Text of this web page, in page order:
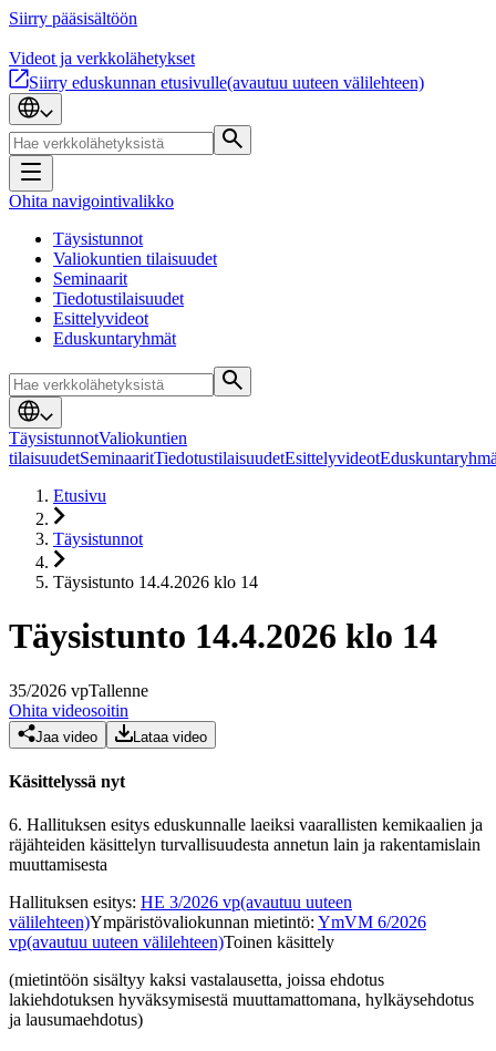
Siirry pääsisältöön
Videot ja verkkolähetykset
Siirry eduskunnan etusivulle(avautuu uuteen välilehteen)
Ohita navigointivalikko
Täysistunnot
Valiokuntien tilaisuudet
Seminaarit
Tiedotustilaisuudet
Esittelyvideot
Eduskuntaryhmät
TäysistunnotValiokuntien
tilaisuudetSeminaaritTiedotustilaisuudetEsittelyvideot
Etusivu
Täysistunnot
Täysistunto 14.4.2026 klo 14
Täysistunto 14.4.2026 klo 14
35/2026 vpTallenne
Ohita videosoitin
Jaa video Lataa video
Käsittelyssä nyt
6. Hallituksen esitys eduskunnalle laeiksi vaarallisten kemikaalien ja
räjähteiden käsittelyn turvallisuudesta annetun lain ja rakentamislain
muuttamisesta
Hallituksen esitys: HE 3/2026 vp(avautuu uuteen
välilehteen)Ympäristövaliokunnan mietintö: YmVM 6/2026
vp(avautuu uuteen välilehteen)Toinen käsittely
(mietintöön sisältyy kaksi vastalausetta, joissa ehdotus
lakiehdotuksen hyväksymisestä muuttamattomana, hylkäysehdotus
ja lausumaehdotus)